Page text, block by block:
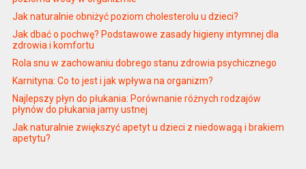
Jak naturalnie obniżyć poziom cholesterolu u dzieci?
Jak dbać o pochwę? Podstawowe zasady higieny intymnej dla
zdrowia i komfortu
Rola snu w zachowaniu dobrego stanu zdrowia psychicznego
Karnityna: Co to jest i jak wpływa na organizm?
Najlepszy płyn do płukania: Porównanie różnych rodzajów
płynów do płukania jamy ustnej
Jak naturalnie zwiększyć apetyt u dzieci z niedowagą i brakiem
apetytu?